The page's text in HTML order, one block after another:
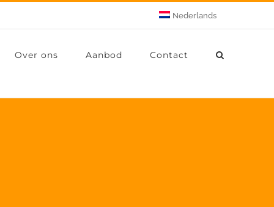
Nederlands
Over ons Aanbod Contact